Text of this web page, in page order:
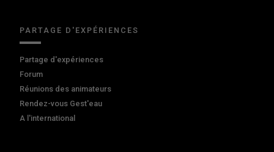
PARTAGE D'EXPÉRIENCES
Partage d'expériences
Forum
Réunions des animateurs
Rendez-vous Gest'eau
A l'international